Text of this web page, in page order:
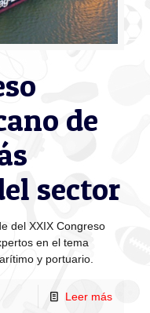
de
sector
del XXIX Congreso
en el tema
y portuario.
Leer más